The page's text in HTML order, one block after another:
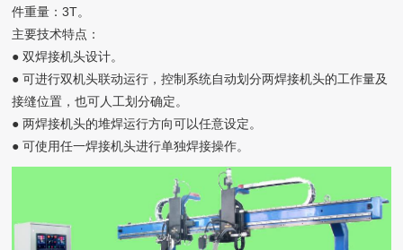
件重量：3T。
主要技术特点：
● 双焊接机头设计。
● 可进行双机头联动运行，控制系统自动划分两焊接机头的工作量及
接缝位置，也可人工划分确定。
● 两焊接机头的堆焊运行方向可以任意设定。
● 可使用任一焊接机头进行单独焊接操作。